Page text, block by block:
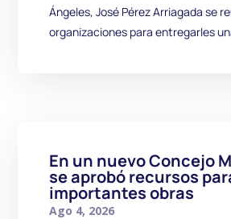
Ángeles, José Pérez Arriagada se
organizaciones para entregarles
En un nuevo Concejo
se aprobó recursos
importantes obras
Ago 4, 2026